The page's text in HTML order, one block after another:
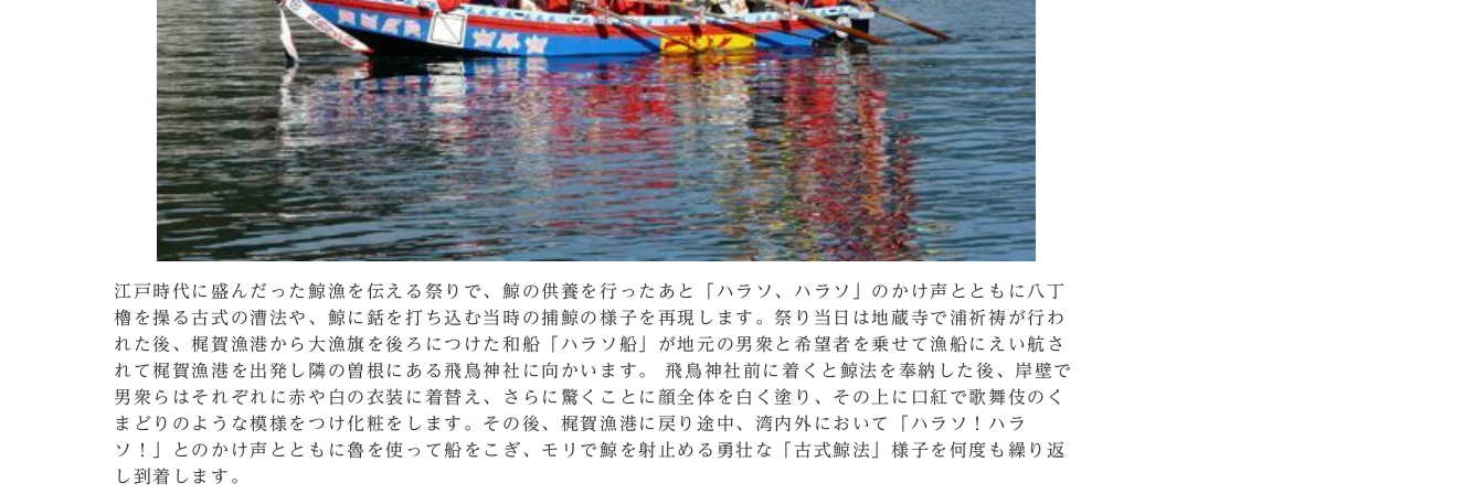
江戸時代に盛んだった鯨漁を伝える祭りで、鯨の供養を行ったあと「ハラソ、ハラソ」のかけ声とともに八丁
櫓を操る古式の漕法や、鯨に銛を打ち込む当時の捕鯨の様子を再現します。祭り当日は地蔵寺で浦祈祷が行わ
れた後、梶賀漁港から大漁旗を後ろにつけた和船「ハラソ船」が地元の男衆と希望者を乗せて漁船にえい航さ
れて梶賀漁港を出発し隣の曽根にある飛鳥神社に向かいます。 飛鳥神社前に着くと鯨法を奉納した後、岸壁で
男衆らはそれぞれに赤や白の衣装に着替え、さらに驚くことに顔全体を白く塗り、その上に口紅で歌舞伎のく
まどりのような模様をつけ化粧をします。その後、梶賀漁港に戻り途中、湾内外において「ハラソ！ハラ
ソ！」とのかけ声とともに魯を使って船をこぎ、モリで鯨を射止める勇壮な「古式鯨法」様子を何度も繰り返
し到着します。